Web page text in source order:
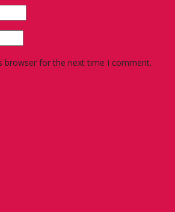
browser for the next time I comment.